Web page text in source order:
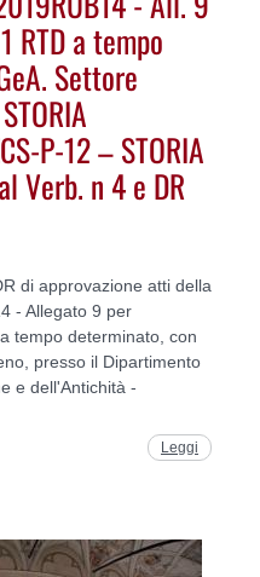
RTD a tempo
Settore
P-12 – STORIA
Verb. n 4 e DR
di approvazione atti della
- Allegato 9 per
tempo determinato, con
presso il Dipartimento
e dell'Antichità -
Leggi